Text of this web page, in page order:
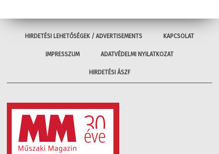
HIRDETÉSI LEHETŐSÉGEK / ADVERTISEMENTS KAPCSOLAT
IMPRESSZUM ADATVÉDELMI NYILATKOZAT
HIRDETÉSI ÁSZF